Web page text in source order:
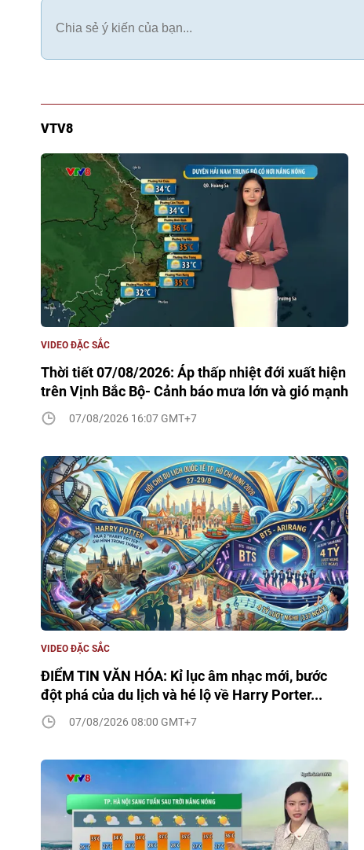
VTV8
Thời tiết 07/08/2026: Áp thấp nhiệt đới xuất hiện
trên Vịnh Bắc Bộ- Cảnh báo mưa lớn và gió mạnh
VIDEO ĐẶC SẮC
07/08/2026 16:07 GMT+7
ĐIỂM TIN VĂN HÓA: Kỉ lục âm nhạc mới, bước
đột phá của du lịch và hé lộ về Harry Porter...
VIDEO ĐẶC SẮC
07/08/2026 08:00 GMT+7